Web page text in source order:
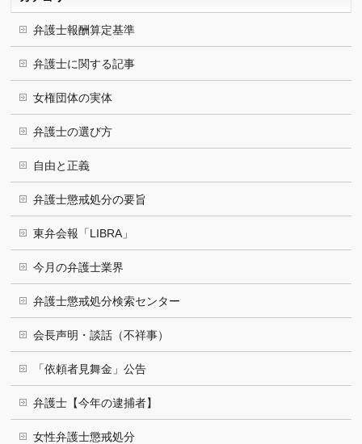
弁護士報酬算定基準
弁護士に関する記事
女権団体の実体
弁護士の選び方
自由と正義
弁護士懲戒処分の要旨
東弁会報「LIBRA」
今月の弁護士業界
弁護士懲戒処分検索センター
会長声明・談話（不祥事）
「依頼者見舞金」公告
弁護士【今年の逮捕者】
女性弁護士懲戒処分